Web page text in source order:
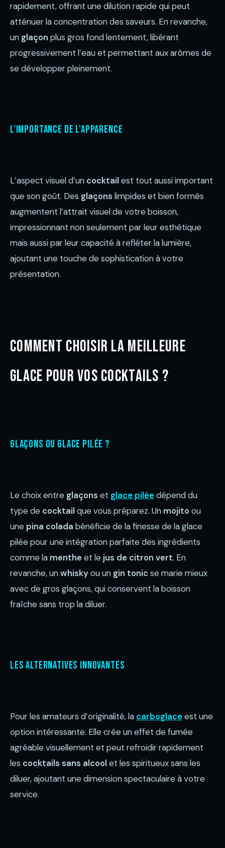
rapidement, offrant une dilution rapide qui peut
atténuer la concentration des saveurs. En revanche,
un glaçon plus gros fond lentement, libérant
progressivement l’eau et permettant aux arômes de
se développer pleinement.
L’importance de l’apparence
L’aspect visuel d’un cocktail est tout aussi important
que son goût. Des glaçons limpides et bien formés
augmentent l’attrait visuel de votre boisson,
impressionnant non seulement par leur esthétique
mais aussi par leur capacité à refléter la lumière,
ajoutant une touche de sophistication à votre
présentation.
Comment choisir la meilleure
glace pour vos cocktails ?
Glaçons ou glace pilée ?
Le choix entre glaçons et glace pilée dépend du
type de cocktail que vous préparez. Un mojito ou
une pina colada bénéficie de la finesse de la glace
pilée pour une intégration parfaite des ingrédients
comme la menthe et le jus de citron vert. En
revanche, unwhiskyou un gin tonic se marie mieux
avec de gros glaçons, qui conservent la boisson
fraîche sans trop la diluer.
Les alternatives innovantes
Pour les amateurs d’originalité, la carboglace est une
option intéressante. Elle crée un effet de fumée
agréable visuellement et peut refroidir rapidement
les cocktails sans alcool et les spiritueux sans les
diluer, ajoutant une dimension spectaculaire à votre
service.